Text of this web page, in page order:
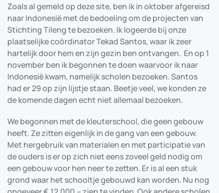
Zoals al gemeld op deze site, ben ik in oktober afgereisd
naar Indonesië met de bedoeling om de projecten van
Stichting Tileng te bezoeken. Ik logeerde bij onze
plaatselijke coördinator Tekad Santos, waar ik zeer
hartelijk door hem en zijn gezin ben ontvangen. En op 1
november ben ik begonnen te doen waarvoor ik naar
Indonesië kwam, namelijk scholen bezoeken. Santos
had er 29 op zijn lijstje staan. Beetje veel, we konden ze
de komende dagen echt niet allemaal bezoeken.
We begonnen met de kleuterschool, die geen gebouw
heeft. Ze zitten eigenlijk in de gang van een gebouw.
Met hergebruik van materialen en met participatie van
de ouders is er op zich niet eens zoveel geld nodig om
een gebouw voor hen neer te zetten. Er is al een stuk
grond waar het schooltje gebouwd kan worden. Nu nog